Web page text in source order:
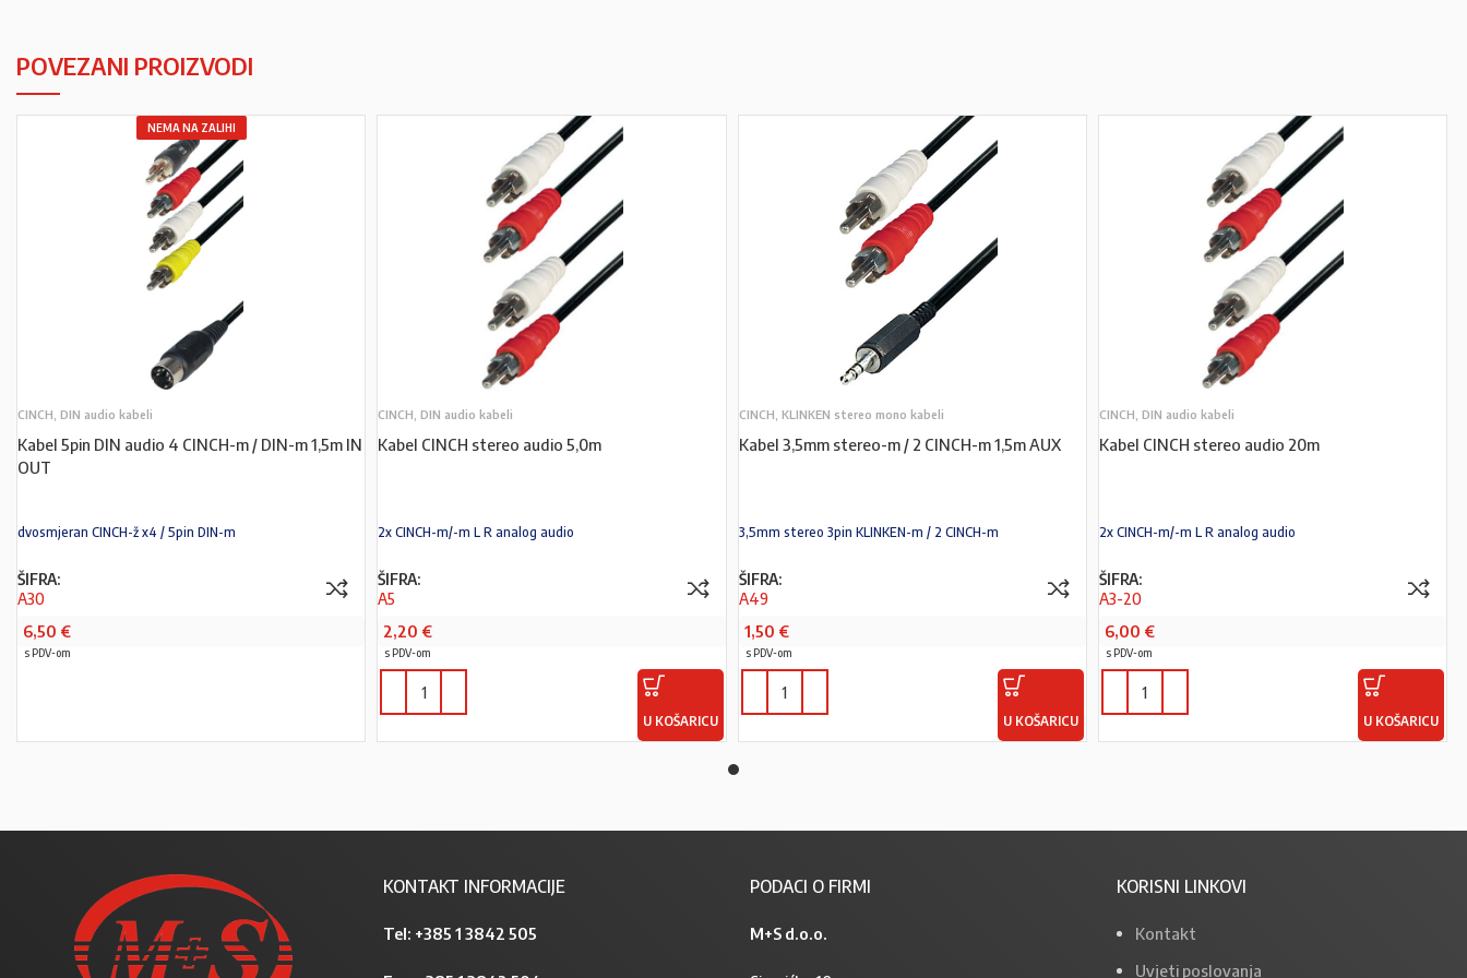
POVEZANI PROIZVODI
NEMA NA ZALIHI
CINCH, DIN audio kabeli
Kabel 5pin DIN audio 4 CINCH-m / DIN-m 1,5m IN
OUT
dvosmjeran CINCH-ž x4 / 5pin DIN-m
ŠIFRA:
A30
6,50 €
s PDV-om
CINCH, DIN audio kabeli
Kabel CINCH stereo audio 5,0m
2x CINCH-m/-m L R analog audio
ŠIFRA:
A5
2,20 €
s PDV-om
U KOŠARICU
CINCH, KLINKEN stereo mono kabeli
Kabel 3,5mm stereo-m / 2 CINCH-m 1,5m AUX
3,5mm stereo 3pin KLINKEN-m / 2 CINCH-m
ŠIFRA:
A49
1,50 €
s PDV-om
U KOŠARICU
CINCH, DIN audio kabeli
Kabel CINCH stereo audio 20m
2x CINCH-m/-m L R analog audio
ŠIFRA:
A3-20
6,00 €
s PDV-om
U KOŠARICU
KONTAKT INFORMACIJE
Tel: +385 1 3842 505
PODACI O FIRMI
M+S d.o.o.
KORISNI LINKOVI
Kontakt
Uvjeti poslovanja